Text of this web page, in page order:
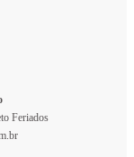
Feriados